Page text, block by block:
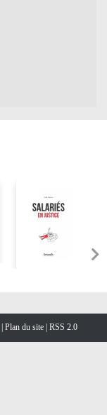
Plan du site RSS 2.0